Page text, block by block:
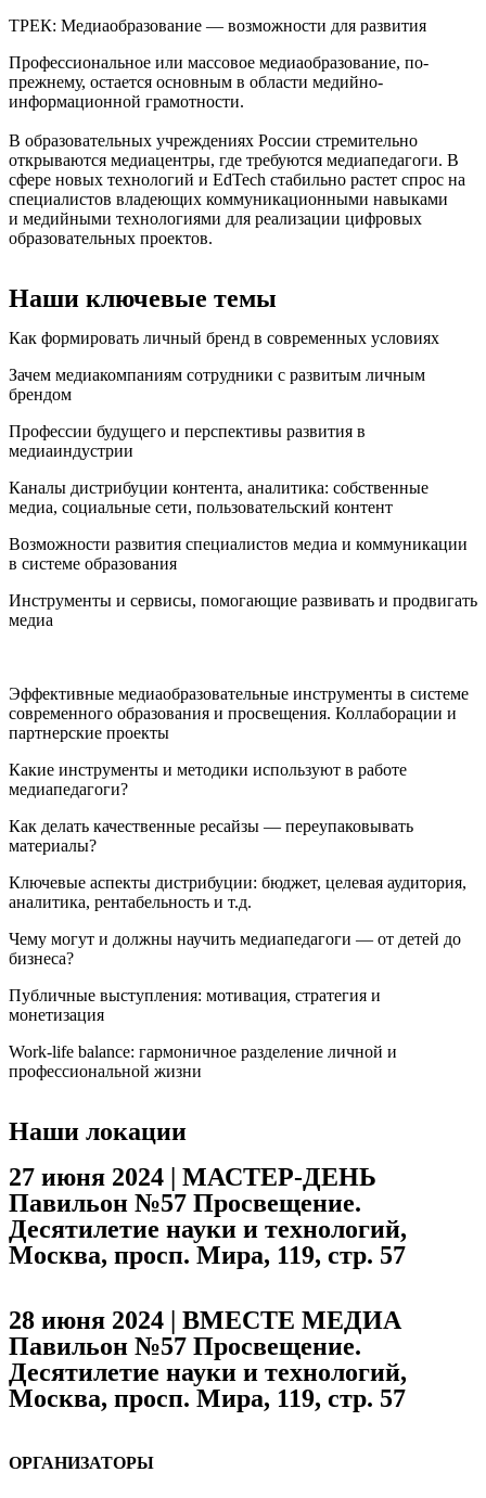
ТРЕК: Медиаобразование — возможности для развития
Профессиональное или массовое медиаобразование, по-
прежнему, остается основным в области медийно-
информационной грамотности.
В образовательных учреждениях России стремительно
открываются медиацентры, где требуются медиапедагоги. В
сфере новых технологий и EdTech стабильно растет спрос на
специалистов владеющих коммуникационными навыками
и медийными технологиями для реализации цифровых
образовательных проектов.
Наши ключевые темы
Как формировать личный бренд в современных условиях
Зачем медиакомпаниям сотрудники с развитым личным
брендом
Профессии будущего и перспективы развития в
медиаиндустрии
Каналы дистрибуции контента, аналитика: собственные
медиа, социальные сети, пользовательский контент
Возможности развития специалистов медиа и коммуникации
в системе образования
Инструменты и сервисы, помогающие развивать и продвигать
медиа
Эффективные медиаобразовательные инструменты в системе
современного образования и просвещения. Коллаборации и
партнерские проекты
Какие инструменты и методики используют в работе
медиапедагоги?
Как делать качественные ресайзы — переупаковывать
материалы?
Ключевые аспекты дистрибуции: бюджет, целевая аудитория,
аналитика, рентабельность и т.д.
Чему могут и должны научить медиапедагоги — от детей до
бизнеса?
Публичные выступления: мотивация, стратегия и
монетизация
Work-life balance: гармоничное разделение личной и
профессиональной жизни
Наши локации
27 июня 2024 | МАСТЕР-ДЕНЬ
Павильон №57 Просвещение.
Десятилетие науки и технологий,
Москва, просп. Мира, 119, стр. 57
28 июня 2024 | ВМЕСТЕ МЕДИА
Павильон №57 Просвещение.
Десятилетие науки и технологий,
Москва, просп. Мира, 119, стр. 57
ОРГАНИЗАТОРЫ